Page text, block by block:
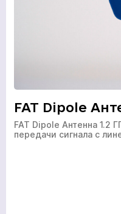
FAT Dipole
FAT Dipole Антенна 1.2
передачи сигнала с